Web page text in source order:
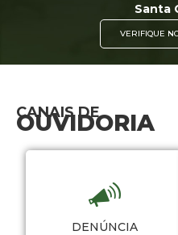
Santa
VERIFIQUE
CANAIS DE
OUVIDORIA
DENÚNCIA